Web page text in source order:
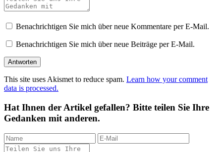
Benachrichtigen Sie mich über neue Kommentare per E-Mail.
Benachrichtigen Sie mich über neue Beiträge per E-Mail.
This site uses Akismet to reduce spam. Learn how your comment
data is processed.
Hat Ihnen der Artikel gefallen? Bitte teilen Sie Ihre
Gedanken mit anderen.